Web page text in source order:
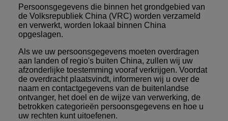
Persoonsgegevens die binnen het grondgebied van
de Volksrepubliek China (VRC) worden verzameld
en verwerkt, worden lokaal binnen China
opgeslagen.
Als we uw persoonsgegevens moeten overdragen
aan landen of regio's buiten China, zullen wij uw
afzonderlijke toestemming vooraf verkrijgen. Voordat
de overdracht plaatsvindt, informeren wij u over de
naam en contactgegevens van de buitenlandse
ontvanger, het doel en de wijze van verwerking, de
betrokken categorieën persoonsgegevens en hoe u
uw rechten kunt uitoefenen.